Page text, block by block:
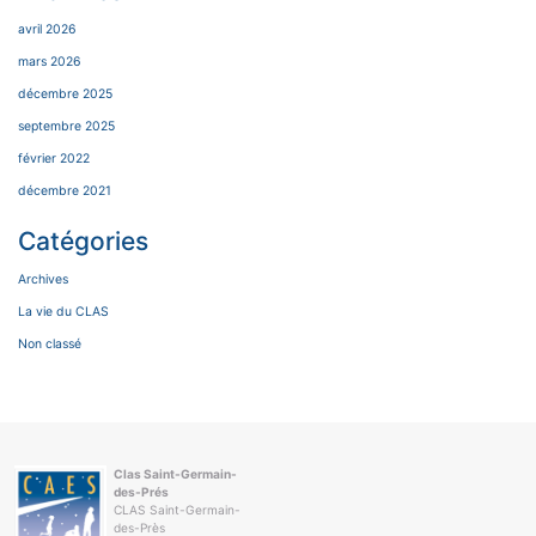
avril 2026
mars 2026
décembre 2025
septembre 2025
février 2022
décembre 2021
Catégories
Archives
La vie du CLAS
Non classé
Clas Saint-Germain-
des-Prés
CLAS Saint-Germain-
des-Près